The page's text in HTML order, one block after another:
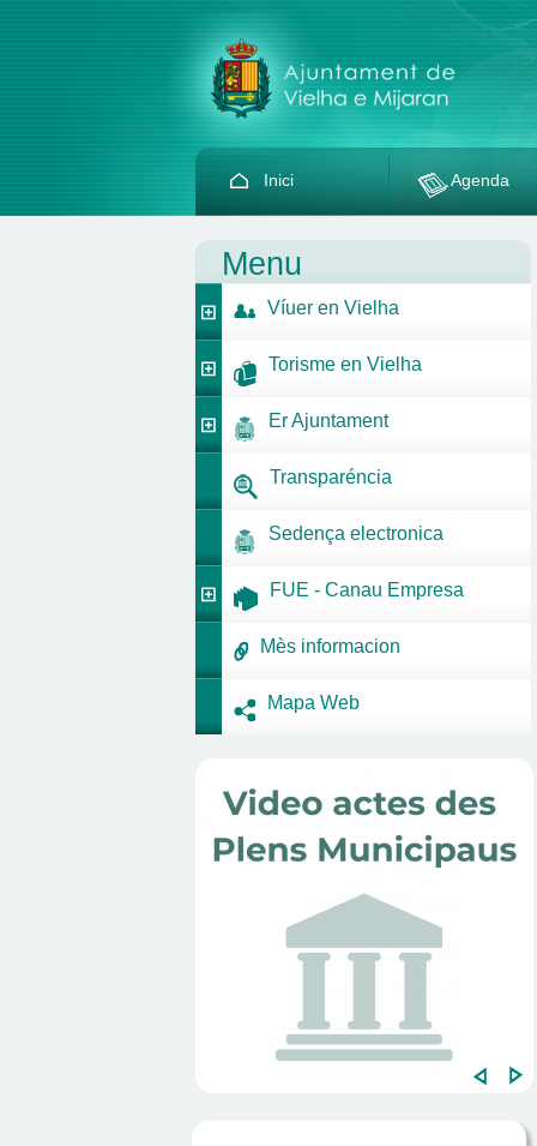
Inici Agenda
Menu
Víuer en Vielha
Torisme en Vielha
Er Ajuntament
Transparéncia
Sedença electronica
FUE - Canau Empresa
Mès informacion
Mapa Web